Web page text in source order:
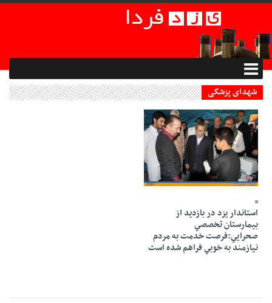
شهدای پزشکی
05 Azar 1394 - 21:55
استاندار يزد در بازديد از
بيمارستان تخصصي
صحرایي:فرصت خدمت به مردم
نيازمند به خوبي فراهم شده است